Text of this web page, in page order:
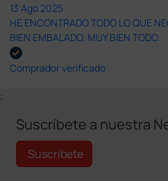
13 Ago 2025
HE ENCONTRADO TODO LO QUE
BIEN EMBALADO. MUY BIEN TODO.
Comprador verificado
;
Suscríbete a nuestra
Suscríbete